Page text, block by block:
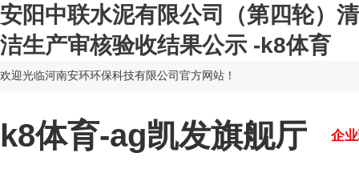
安阳中联水泥有限公司（第四轮）清
洁生产审核验收结果公示 -k8体育
欢迎光临河南安环环保科技有限公司官方网站！
k8体育-ag凯发旗舰厅 企